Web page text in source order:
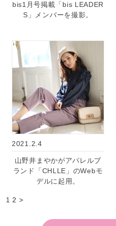
bis1月号掲載「bis LEADER
S」メンバーを撮影。
2021.2.4
山野井まやかがアパレルブ
ランド「CHLLE」のWebモ
デルに起用。
1 2 >